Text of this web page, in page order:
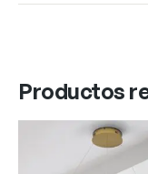
Productos